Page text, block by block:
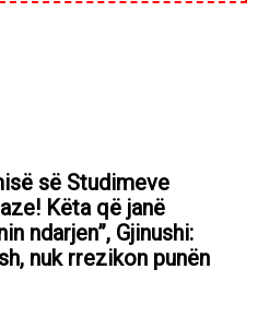
së Studimeve
Këta që janë
ndarjen”, Gjinushi:
nuk rrezikon punën